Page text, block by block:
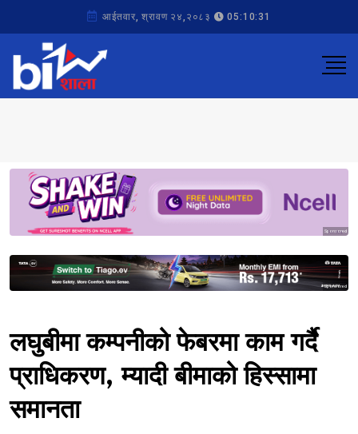
आईतवार, श्रावण २४,२०८३ 05:10:31
Sponsored
Sponsored
लघुबीमा कम्पनीको फेबरमा काम गर्दै
प्राधिकरण, म्यादी बीमाको हिस्सामा
समानता